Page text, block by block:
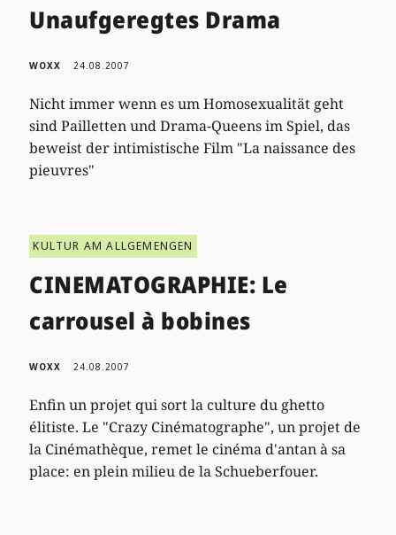
Unaufgeregtes Drama
WOXX 24.08.2007
Nicht immer wenn es um Homosexualität geht
sind Pailletten und Drama-Queens im Spiel, das
beweist der intimistische Film "La naissance des
pieuvres"
KULTUR AM ALLGEMENGEN
CINEMATOGRAPHIE: Le
carrousel à bobines
WOXX 24.08.2007
Enfin un projet qui sort la culture du ghetto
élitiste. Le "Crazy Cinématographe", un projet de
la Cinémathèque, remet le cinéma d'antan à sa
place: en plein milieu de la Schueberfouer.